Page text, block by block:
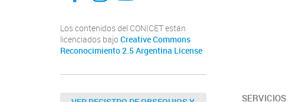
Los contenidos del CONICET están
licenciados bajo Creative Commons
Reconocimiento 2.5 Argentina License
SERVICIOS